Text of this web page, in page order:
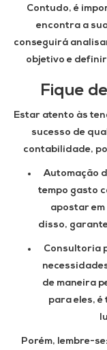
Contudo, é
encontra a
conseguirá
objetivo e
Fique
Estar atento às
sucesso de
contabilidade,
Automação
tempo gasto
apostar
disso,
Consultoria
de maneira
para eles, é
Porém, lembre-